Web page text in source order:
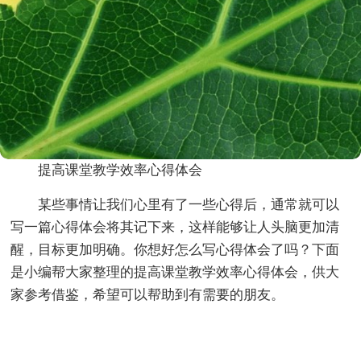
提高课堂教学效率心得体会
某些事情让我们心里有了一些心得后，通常就可以
写一篇心得体会将其记下来，这样能够让人头脑更加清
醒，目标更加明确。你想好怎么写心得体会了吗？下面
是小编帮大家整理的提高课堂教学效率心得体会，供大
家参考借鉴，希望可以帮助到有需要的朋友。